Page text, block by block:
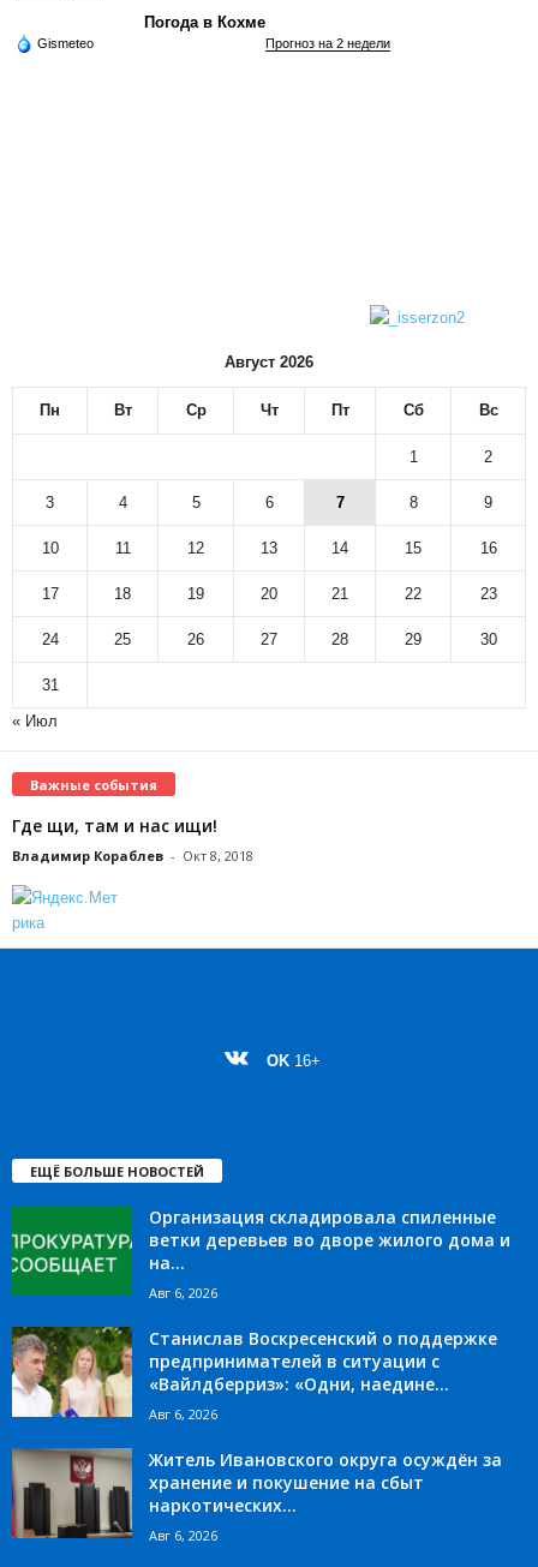
Погода в Кохме
Gismeteo Прогноз на 2 недели
Август 2026
Пн Вт Ср Чт Пт Сб Вс
1 2
3 4 5 6 7 8 9
10 11 12 13 14 15 16
17 18 19 20 21 22 23
24 25 26 27 28 29 30
31
« Июл
Важные события
Где щи, там и нас ищи!
Владимир Кораблев - Окт 8, 2018
OK 16+
ЕЩЁ БОЛЬШЕ НОВОСТЕЙ
Организация складировала спиленные
ветки деревьев во дворе жилого дома и
на...
Авг 6, 2026
Станислав Воскресенский о поддержке
предпринимателей в ситуации с
«Вайлдберриз»: «Одни, наедине...
Авг 6, 2026
Житель Ивановского округа осуждён за
хранение и покушение на сбыт
наркотических...
Авг 6, 2026